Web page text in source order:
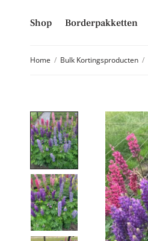
Shop Borderpakketten
Home / Bulk Kortingsproducten /